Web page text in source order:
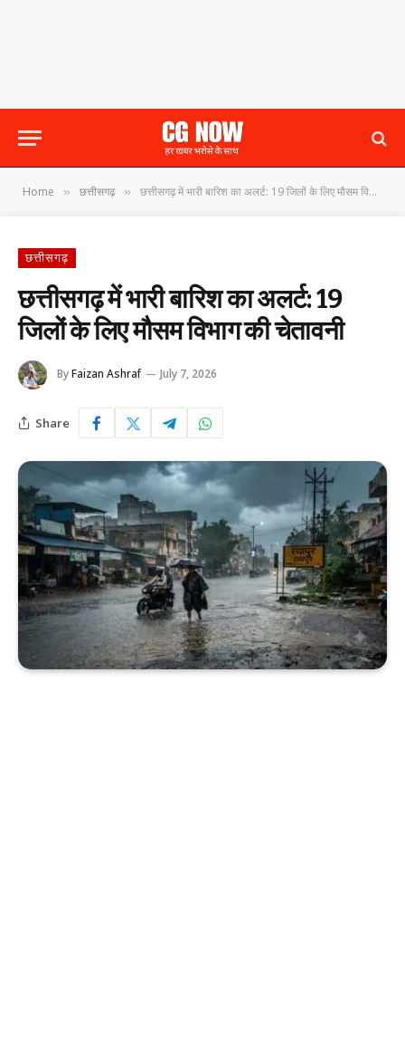
Home » छत्तीसगढ़ » छत्तीसगढ़ में भारी बारिश का अलर्ट: 19 जिलों के लिए मौसम विभाग की चेतावनी
छत्तीसगढ़
छत्तीसगढ़ में भारी बारिश का अलर्ट: 19
जिलों के लिए मौसम विभाग की चेतावनी
ByFaizan Ashraf July 7, 2026
Share